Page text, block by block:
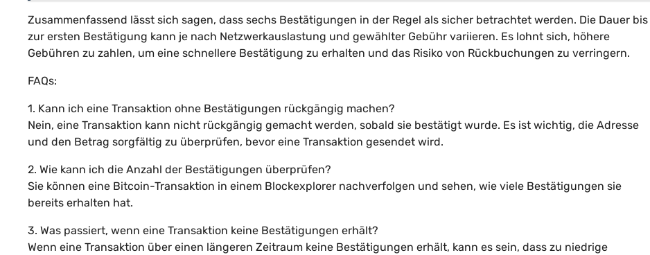
Zusammenfassend lässt sich sagen, dass sechs Bestätigungen in der Regel als sicher betrachtet werden. Die Dauer bis
zur ersten Bestätigung kann je nach Netzwerkauslastung und gewählter Gebühr variieren. Es lohnt sich, höhere
Gebühren zu zahlen, um eine schnellere Bestätigung zu erhalten und das Risiko von Rückbuchungen zu verringern.
FAQs:
1. Kann ich eine Transaktion ohne Bestätigungen rückgängig machen?
Nein, eine Transaktion kann nicht rückgängig gemacht werden, sobald sie bestätigt wurde. Es ist wichtig, die Adresse
und den Betrag sorgfältig zu überprüfen, bevor eine Transaktion gesendet wird.
2. Wie kann ich die Anzahl der Bestätigungen überprüfen?
Sie können eine Bitcoin-Transaktion in einem Blockexplorer nachverfolgen und sehen, wie viele Bestätigungen sie
bereits erhalten hat.
3. Was passiert, wenn eine Transaktion keine Bestätigungen erhält?
Wenn eine Transaktion über einen längeren Zeitraum keine Bestätigungen erhält, kann es sein, dass zu niedrige